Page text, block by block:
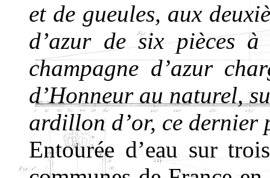
et de gueules, aux
d’azur de six pièces
champagne d’azur
d’Honneur au naturel,
ardillon d’or, ce dernier
Entourée d’eau sur